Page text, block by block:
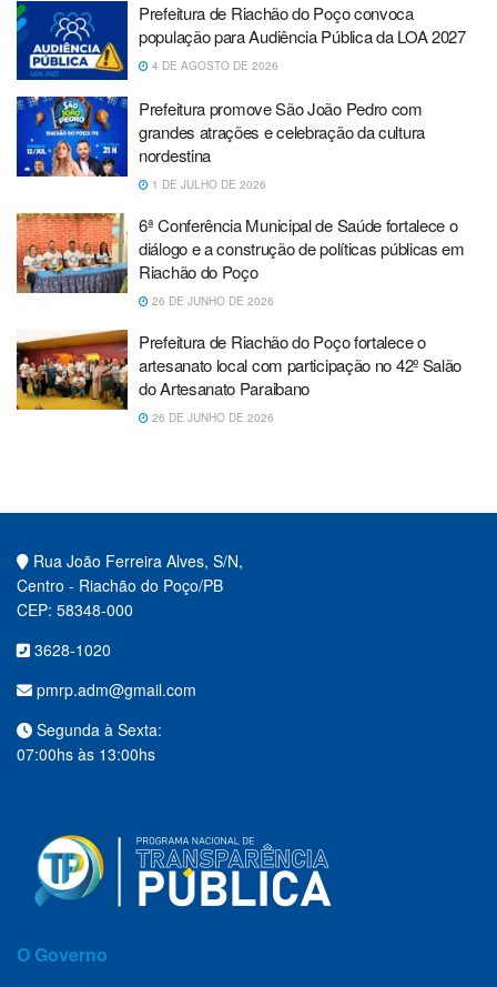
Prefeitura de Riachão do Poço convoca
população para Audiência Pública da LOA 2027
4 DE AGOSTO DE 2026
Prefeitura promove São João Pedro com
grandes atrações e celebração da cultura
nordestina
1 DE JULHO DE 2026
6ª Conferência Municipal de Saúde fortalece o
diálogo e a construção de políticas públicas em
Riachão do Poço
26 DE JUNHO DE 2026
Prefeitura de Riachão do Poço fortalece o
artesanato local com participação no 42º Salão
do Artesanato Paraibano
26 DE JUNHO DE 2026
Rua João Ferreira Alves, S/N,
Centro - Riachão do Poço/PB
CEP: 58348-000
3628-1020
pmrp.adm@gmail.com
Segunda à Sexta:
07:00hs às 13:00hs
O Governo